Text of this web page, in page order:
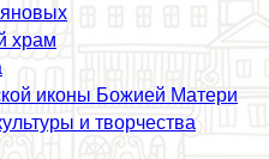
храм
иконы Божией Матери
и творчества